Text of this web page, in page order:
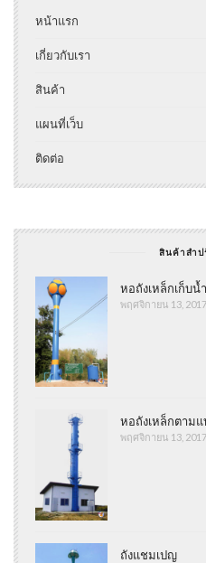
หน้าแรก
เกี่ยวกับเรา
สินค้า
แผนที่เว็บ
ติดต่อ
สินค้าสำป
หอถังเหล็กเก็บ
พฤศจิกายน 13, 2017
หอถังเหล็กตาม
พฤศจิกายน 13, 2017
ถังแชมเปญ